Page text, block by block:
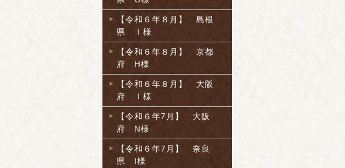
【令和６年８月】 島根
県 Ｉ様
【令和６年８月】 京都
府 H様
【令和６年８月】 大阪
府 Ｉ様
【令和６年7月】 大阪
府 N様
【令和６年7月】 奈良
県 I様